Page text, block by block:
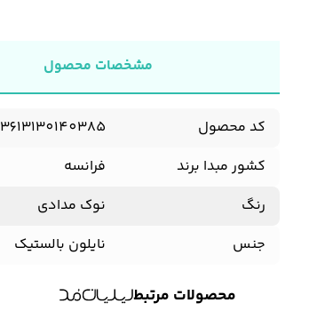
مشخصات محصول
کد محصول
3613130140385
کشور مبدا برند
فرانسه
رنگ
نوک مدادی
جنس
نایلون بالستیک
محصولات مرتبط